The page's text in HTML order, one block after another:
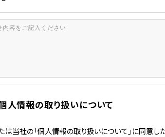
人情報の取り扱いについて
当社の「個人情報の取り扱いについて」に同意し